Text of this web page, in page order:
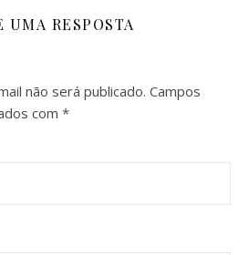
UMA RESPOSTA
não será publicado. Campos
com *